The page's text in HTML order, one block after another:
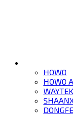
HOWO
HOWO